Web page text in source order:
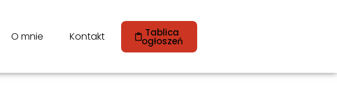
O mnie Kontakt Tablica
ogłoszeń